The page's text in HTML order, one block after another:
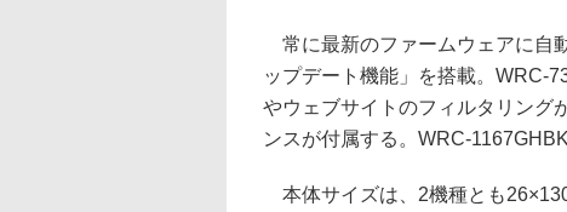
常に最新のファームウェアに自
ップデート機能」を搭載。WRC-
やウェブサイトのフィルタリング
ンスが付属する。WRC-
本体サイズは、2機種とも